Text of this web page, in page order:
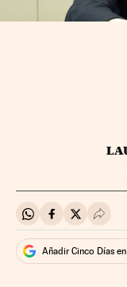
Compartir en
Compartir en
Añadir Cinco Días